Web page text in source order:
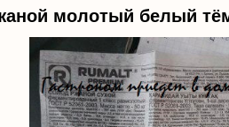
молотый белый